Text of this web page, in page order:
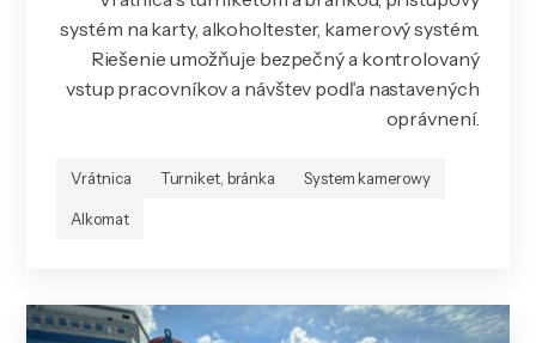
systém na karty, alkoholtester, kamerový systém.
Riešenie umožňuje bezpečný a kontrolovaný
vstup pracovníkov a návštev podľa nastavených
oprávnení.
Vrátnica Turniket, bránka System kamerowy
Alkomat